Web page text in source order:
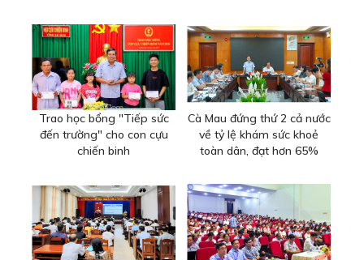
Trao học bổng "Tiếp sức
đến trường" cho con cựu
chiến binh
Cà Mau đứng thứ 2 cả nước
về tỷ lệ khám sức khoẻ
toàn dân, đạt hơn 65%